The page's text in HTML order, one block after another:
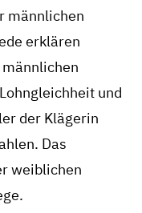
männlichen
erklären
und
der Klägerin
Das
weiblichen